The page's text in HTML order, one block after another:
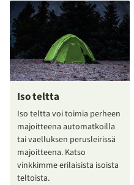
Iso teltta
Iso teltta voi toimia perheen
majoitteena automatkoilla
tai vaelluksen perusleirissä
majoitteena. Katso
vinkkimme erilaisista isoista
teltoista.